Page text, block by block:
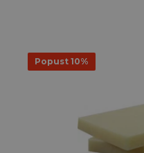
Popust 10%